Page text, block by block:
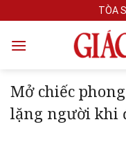
to
content
TÒA
Mở chiếc
lặng người khi